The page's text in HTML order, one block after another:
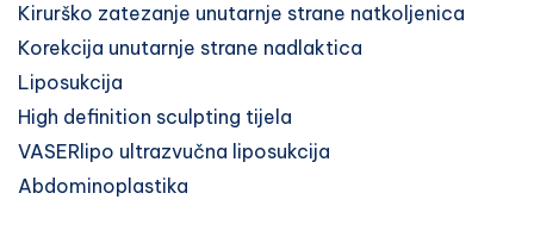
Kirurško zatezanje unutarnje strane natkoljenica
Korekcija unutarnje strane nadlaktica
Liposukcija
High definition sculpting tijela
VASERlipo ultrazvučna liposukcija
Abdominoplastika